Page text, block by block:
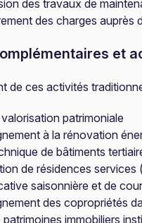
des travaux de
des charges auprès
et
de ces activités
patrimoniale
à la rénovation
de bâtiments
de résidences services
saisonnière et de
des copropriétés
immobiliers